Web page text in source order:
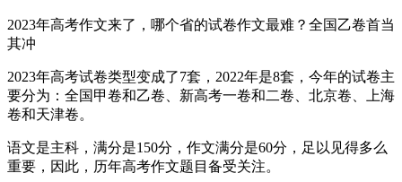
2023年高考作文来了，哪个省的试卷作文最难？全国乙卷首当
其冲
2023年高考试卷类型变成了7套，2022年是8套，今年的试卷主
要分为：全国甲卷和乙卷、新高考一卷和二卷、北京卷、上海
卷和天津卷。
语文是主科，满分是150分，作文满分是60分，足以见得多么
重要，因此，历年高考作文题目备受关注。